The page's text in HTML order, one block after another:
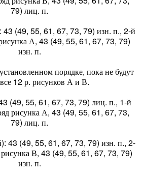
79) лиц. п.
43 (49, 55, 61, 67, 73, 79) изн. п., 2-й
А, 43 (49, 55, 61, 67, 73, 79)
изн. п.
порядке, пока не будут
12 р. рисунков А и В.
(49, 55, 61, 67, 73, 79) лиц. п., 1-й
рисунка А, 43 (49, 55, 61, 67, 73,
79) лиц. п.
43 (49, 55, 61, 67, 73, 79) изн. п., 2-
В, 43 (49, 55, 61, 67, 73, 79)
изн. п.